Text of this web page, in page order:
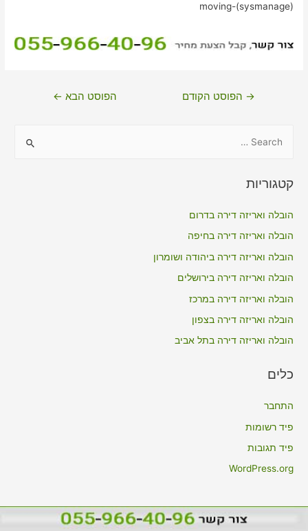
moving-(sysmanage)
ניווט→ הפוסט הקודם הפוסט הבא ←
r
o
r
:
קטגוריות
הובלה ואריזה דירה בדרום
הובלה ואריזה דירה בחיפה
הובלה ואריזה דירה ביהודה ושומרון
הובלה ואריזה דירה בירושלים
הובלה ואריזה דירה במרכז
הובלה ואריזה דירה בצפון
הובלה ואריזה דירה בתל אביב
כלים
התחבר
פיד רשומות
פיד תגובות
WordPress.org